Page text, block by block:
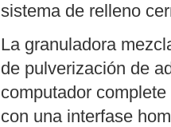
sistema de relleno
La granuladora
de pulverización de
computador
con una interfase